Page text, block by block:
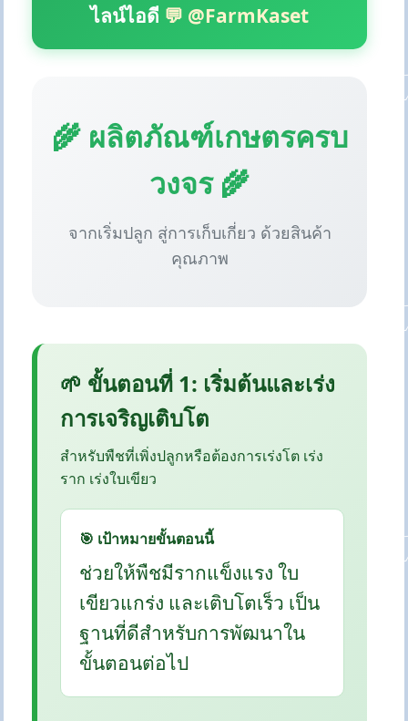
ไลน์ไอดี 💬 @FarmKaset
🌾 ผลิตภัณฑ์เกษตรครบ
วงจร 🌾
จากเริ่มปลูก สู่การเก็บเกี่ยว ด้วยสินค้า
คุณภาพ
🌱 ขั้นตอนที่ 1: เริ่มต้นและเร่ง
การเจริญเติบโต
สำหรับพืชที่เพิ่งปลูกหรือต้องการเร่งโต เร่ง
ราก เร่งใบเขียว
🎯 เป้าหมายขั้นตอนนี้
ช่วยให้พืชมีรากแข็งแรง ใบ
เขียวแกร่ง และเติบโตเร็ว เป็น
ฐานที่ดีสำหรับการพัฒนาใน
ขั้นตอนต่อไป